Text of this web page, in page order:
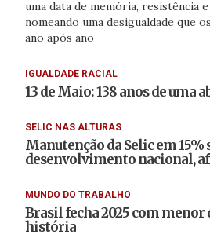
uma data de memória, resistência
nomeando uma desigualdade que
ano após ano
IGUALDADE RACIAL
13 de Maio: 138 anos de uma
SELIC NAS ALTURAS
Manutenção da Selic em 15%
desenvolvimento nacional,
MUNDO DO TRABALHO
Brasil fecha 2025 com menor
história